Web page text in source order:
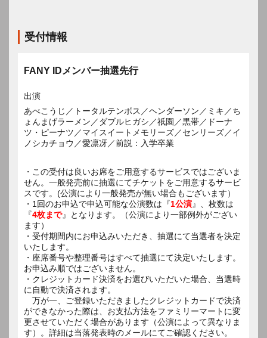
受付情報
FANY IDメンバー抽選先行
出演
あべこうじ／トータルテンボス／ヘンダーソン／ミキ／ち
ょんまげラーメン／ダブルヒガシ／祇園／黒帯／ドーナ
ツ・ピーナツ／マイスイートメモリーズ／センリーズ／イ
ノシカチョウ／愛凛冴／前説：入学卒業
・この受付は良いお席をご用意するサービスではございま
せん。一般発売前に抽選にてチケットをご用意するサービ
スです。(公演により一般発売が無い場合もございます）
・1回のお申込で申込可能な公演数は『1公演』、枚数は
『4枚まで』となります。（公演により一部例外がござい
ます）
・受付期間内にお申込みいただき、抽選にて当選者を決定
いたします。
・座席番号や整理番号はすべて抽選にて決定いたします。
お申込み順ではございません。
・クレジットカード決済をお選びいただいた場合、当選時
に自動で決済されます。
万が一、ご登録いただきましたクレジットカードで決済
ができなかった際は、お支払方法をファミリーマートに変
更させていただく場合があります（公演によって異なりま
す）。詳細は当落発表時のメールにてご確認ください。